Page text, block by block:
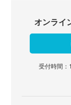
オンライ
受付時間：